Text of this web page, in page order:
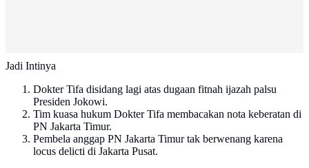
Jadi Intinya
Dokter Tifa disidang lagi atas dugaan fitnah ijazah palsu
Presiden Jokowi.
Tim kuasa hukum Dokter Tifa membacakan nota keberatan di
PN Jakarta Timur.
Pembela anggap PN Jakarta Timur tak berwenang karena
locus delicti di Jakarta Pusat.